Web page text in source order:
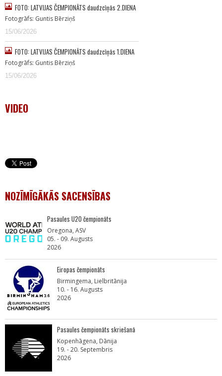
FOTO: LATVIJAS ČEMPIONĀTS daudzcīņās 2.DIENA
Fotogrāfs: Guntis Bērziņš
15/06/2026
FOTO: LATVIJAS ČEMPIONĀTS daudzcīņās 1.DIENA
Fotogrāfs: Guntis Bērziņš
15/06/2026
VIDEO
NOZĪMĪGĀKĀS SACENSĪBAS
Pasaules U20 čempionāts
Oregona, ASV
05. - 09. Augusts
2026
Eiropas čempionāts
Birmingema, Lielbritānija
10. - 16. Augusts
2026
Pasaules čempionāts skriešanā
Kopenhāgena, Dānija
19. - 20. Septembris
2026